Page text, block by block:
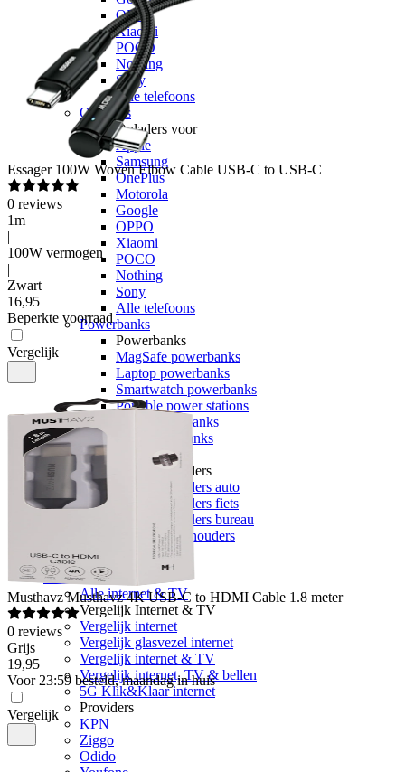
OPPO
Xiaomi
POCO
Nothing
Sony
Alle telefoons
Opladers
Opladers voor
Apple
Samsung
OnePlus
Motorola
Google
OPPO
Xiaomi
POCO
Nothing
Sony
Alle telefoons
Powerbanks
Powerbanks
MagSafe powerbanks
Laptop powerbanks
Smartwatch powerbanks
Portable power stations
Solar powerbanks
Alle powerbanks
Telefoonhouders
Telefoonhouders
Telefoonhouders auto
Telefoonhouders fiets
Telefoonhouders bureau
Alle telefoonhouders
Geheugen
Internet & TV
Alle internet & TV
Vergelijk Internet & TV
Vergelijk internet
Vergelijk glasvezel internet
Vergelijk internet & TV
Vergelijk internet, TV & bellen
5G Klik&Klaar internet
Providers
KPN
Ziggo
Odido
Essager 100W Woven Elbow Cable USB-C to USB-C
0 reviews
1m
|
100W vermogen
|
Zwart
16,95
Beperkte voorraad
Vergelijk
Musthavz Musthavz 4K USB-C to HDMI Cable 1.8 meter
0 reviews
Grijs
19,95
Voor 23:59 besteld, maandag in huis
Vergelijk